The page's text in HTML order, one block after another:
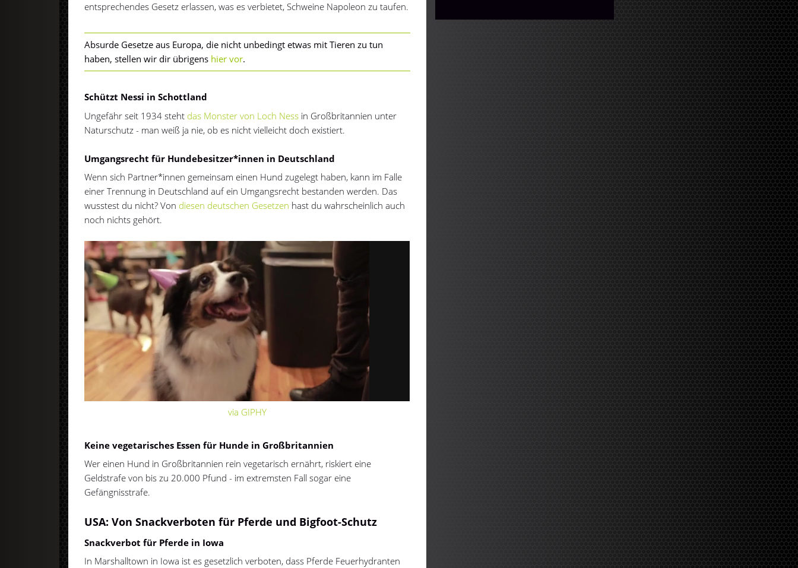
entsprechendes Gesetz erlassen, was es verbietet, Schweine Napoleon zu taufen.
Absurde Gesetze aus Europa, die nicht unbedingt etwas mit Tieren zu tun
haben, stellen wir dir übrigens hier vor.
Schützt Nessi in Schottland
Ungefähr seit 1934 steht das Monster von Loch Ness in Großbritannien unter
Naturschutz - man weiß ja nie, ob es nicht vielleicht doch existiert.
Umgangsrecht für Hundebesitzer*innen in Deutschland
Wenn sich Partner*innen gemeinsam einen Hund zugelegt haben, kann im Falle
einer Trennung in Deutschland auf ein Umgangsrecht bestanden werden. Das
wusstest du nicht? Von diesen deutschen Gesetzen hast du wahrscheinlich auch
noch nichts gehört.
via GIPHY
Keine vegetarisches Essen für Hunde in Großbritannien
Wer einen Hund in Großbritannien rein vegetarisch ernährt, riskiert eine
Geldstrafe von bis zu 20.000 Pfund - im extremsten Fall sogar eine
Gefängnisstrafe.
USA: Von Snackverboten für Pferde und Bigfoot-Schutz
Snackverbot für Pferde in Iowa
In Marshalltown in Iowa ist es gesetzlich verboten, dass Pferde Feuerhydranten